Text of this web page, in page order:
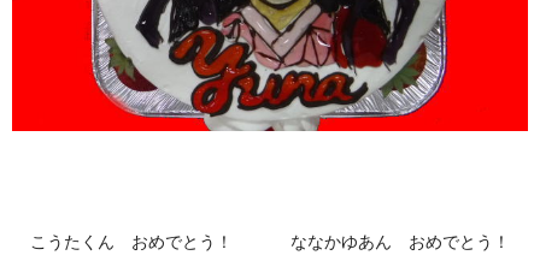
こうたくん おめでとう！ ななかゆあん おめでとう！